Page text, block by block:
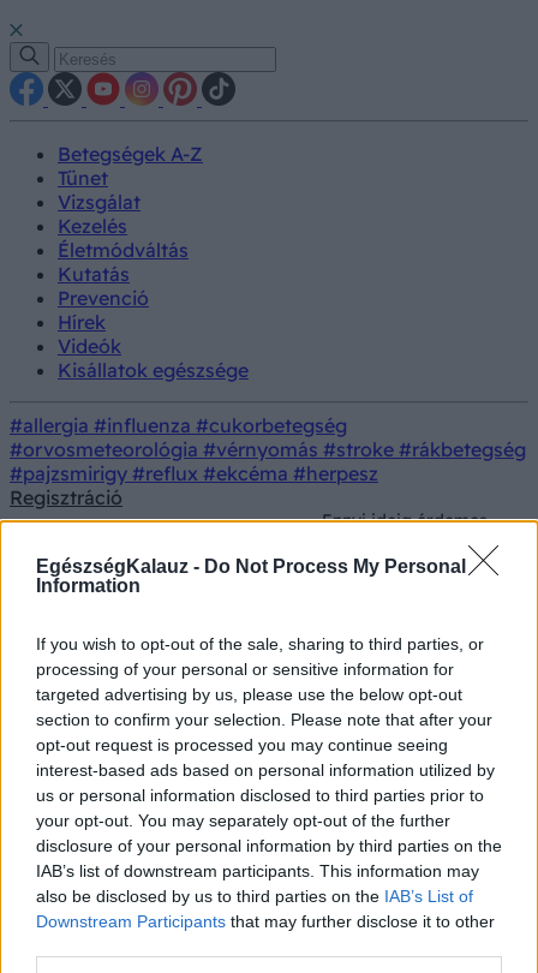
EgészségKalauz - Do Not Process My Personal
Information
If you wish to opt-out of the sale, sharing to third parties, or
processing of your personal or sensitive information for
targeted advertising by us, please use the below opt-out
section to confirm your selection. Please note that after your
opt-out request is processed you may continue seeing
interest-based ads based on personal information utilized by
us or personal information disclosed to third parties prior to
your opt-out. You may separately opt-out of the further
disclosure of your personal information by third parties on the
IAB’s list of downstream participants. This information may
also be disclosed by us to third parties on the IAB’s List of
Downstream Participants that may further disclose it to other
Betegségek A-Z
Tünet
Vizsgálat
Kezelés
Életmódváltás
Kutatás
Prevenció
Hírek
Videók
Kisállatok egészsége
#allergia #influenza #cukorbetegség
#orvosmeteorológia #vérnyomás #stroke #rákbetegség
#pajzsmirigy #reflux #ekcéma #herpesz
Regisztráció
Ennyi ideig érdemes
edzettségi szinttől
Ennyi ideig érdemes kitartani a
planket edzettségi szinttől függően